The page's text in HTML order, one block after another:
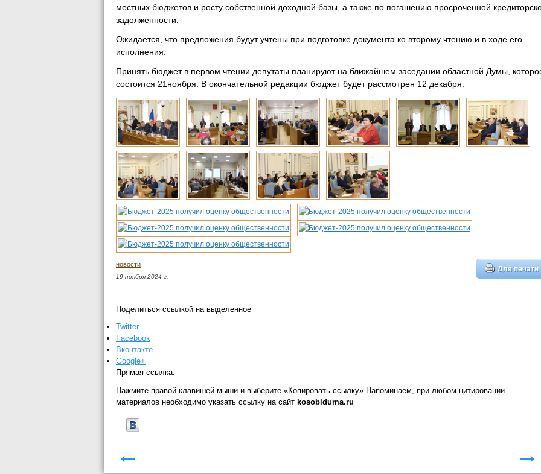
местных бюджетов и росту собственной доходной базы, а также по погашению просроченной
задолженности.
Ожидается, что предложения будут учтены при подготовке документа ко второму чтению и в ходе его
исполнения.
Принять бюджет в первом чтении депутаты планируют на ближайшем заседании областной Думы,
состоится 21ноября. В окончательной редакции бюджет будет рассмотрен 12 декабря.
Для печати
новости
19 ноября 2024 г.
Поделиться ссылкой на выделенное
Twitter
Facebook
Вконтакте
Google+
Прямая ссылка:
Нажмите правой клавишей мыши и выберите «Копировать ссылку» Напоминаем, при любом цитировании
материалов необходимо указать ссылку на сайт kosoblduma.ru
← →